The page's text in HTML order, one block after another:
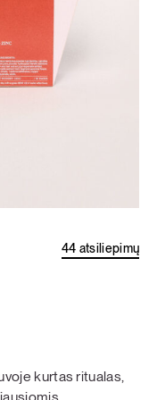
44 atsiliepimų
kurtas ritualas,